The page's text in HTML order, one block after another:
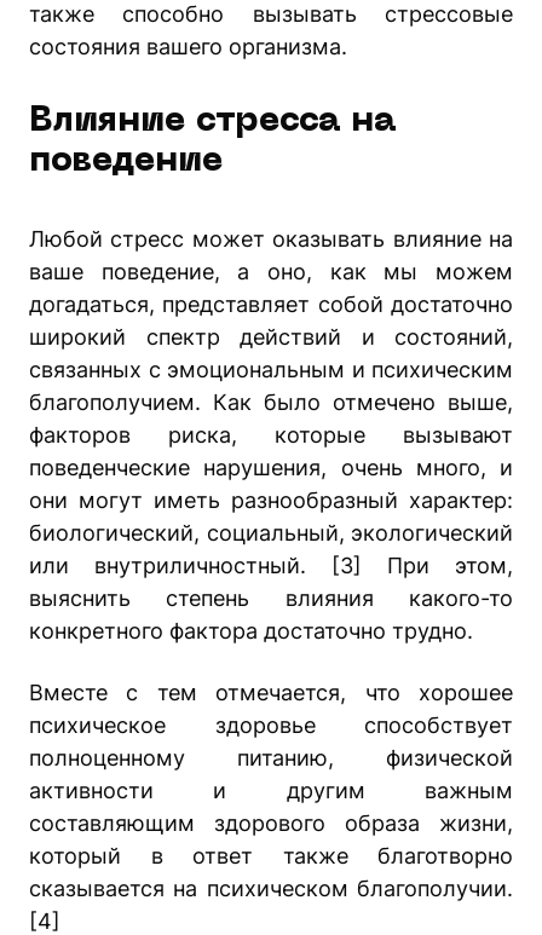
также способно вызывать стрессовые
состояния вашего организма.
Влияние стресса на
поведение
Любой стресс может оказывать влияние на
ваше поведение, а оно, как мы можем
догадаться, представляет собой достаточно
широкий спектр действий и состояний,
связанных с эмоциональным и психическим
благополучием. Как было отмечено выше,
факторов риска, которые вызывают
поведенческие нарушения, очень много, и
они могут иметь разнообразный характер:
биологический, социальный, экологический
или внутриличностный. [3] При этом,
выяснить степень влияния какого-то
конкретного фактора достаточно трудно.
Вместе с тем отмечается, что хорошее
психическое здоровье способствует
полноценному питанию, физической
активности и другим важным
составляющим здорового образа жизни,
который в ответ также благотворно
сказывается на психическом благополучии.
[4]